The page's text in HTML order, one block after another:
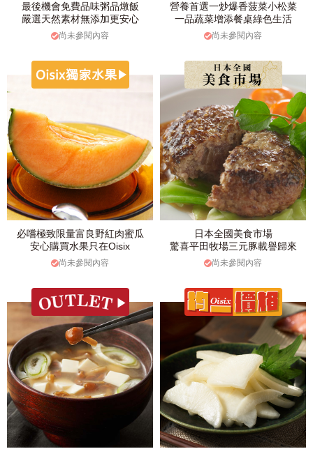
最後機會免費品味粥品燉飯
嚴選天然素材無添加更安心
尚未參閱內容
營養首選一炒爆香菠菜小松菜
一品蔬菜增添餐桌綠色生活
尚未參閱內容
必嚐極致限量富良野紅肉蜜瓜
安心購買水果只在Oisix
尚未參閱內容
日本全國美食市場
驚喜平田牧場三元豚載譽歸來
尚未參閱內容